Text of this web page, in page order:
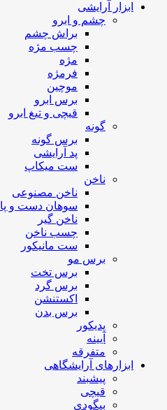
ابزار آرایشی
چشم و ابرو
براش چشم
چسب مژه
مژه
فرمژه
موچین
برس ابرو
قیچی و تیغ ابرو
گونه
برس گونه
پد آرایشی
ست میکاپ
ناخن
ناخن مصنوعی
سوهان دست و پا
ناخن گیر
چسب ناخن
ست مانیکور
برس مو
برس تخت
برس گرد
اکستنشن
برس بدن
پدیکور
آیینه
متفرقه
ابزارهای آرایشگاهی
پیشبند
قیچی
بیگودی